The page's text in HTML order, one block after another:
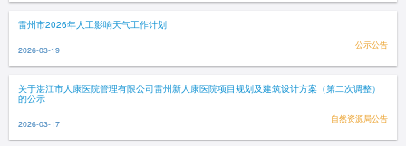
雷州市2026年人工影响天气工作计划
2026-03-19 公示公告
关于湛江市人康医院管理有限公司雷州新人康医院项目规划及建筑设计方案（第二次调整）
的公示
2026-03-17 自然资源局公告